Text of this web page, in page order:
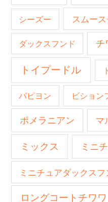
シーズー スムー
ダックスフンド チ
トイプードル
パピヨン ビション
ポメラニアン マ
ミックス ミニ
ミニチュアダックスフ
ロングコートチワワ